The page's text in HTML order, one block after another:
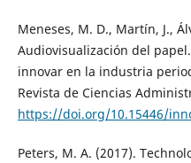
Meneses, M. D., Martín, J.,
Audiovisualización del
innovar en la industria
Revista de Ciencias
https://doi.org/10.15446/
Peters, M. A. (2017).